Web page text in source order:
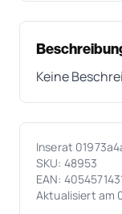
Keine
Inserat
SKU: 48953
EAN:
Aktualisiert am